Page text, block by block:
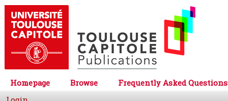
Homepage Browse
Frequently Asked Questions